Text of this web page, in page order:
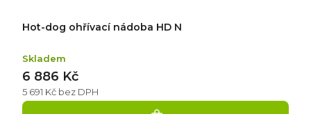
Hot-dog ohřívací nádoba HD N
Skladem
5 691 Kč bez DPH
6 886 Kč